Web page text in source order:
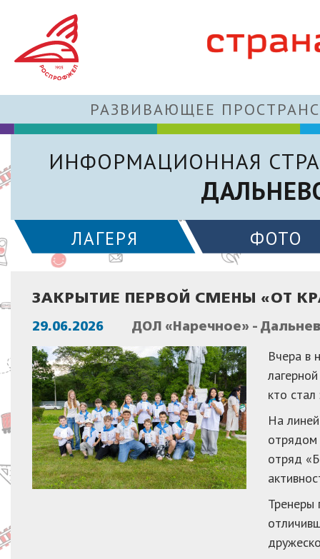
РАЗВИВАЮЩЕЕ
ИНФОРМАЦИОННАЯ
ЛАГЕРЯ ФОТО
ЗАКРЫТИЕ ПЕРВОЙ СМЕНЫ «ОТ
29.06.2026 ДОЛ «Наречное» -
Вчера в
кто
На
отрядом
отряд
Тренеры